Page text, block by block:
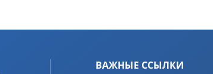
ВАЖНЫЕ ССЫЛКИ